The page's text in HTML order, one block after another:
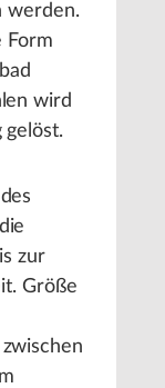
werden.
Form
wird
zur
Größe